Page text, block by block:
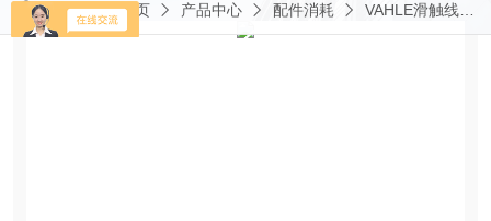
当前位置：首页 产品中心 配件消耗 VAHLE滑触线